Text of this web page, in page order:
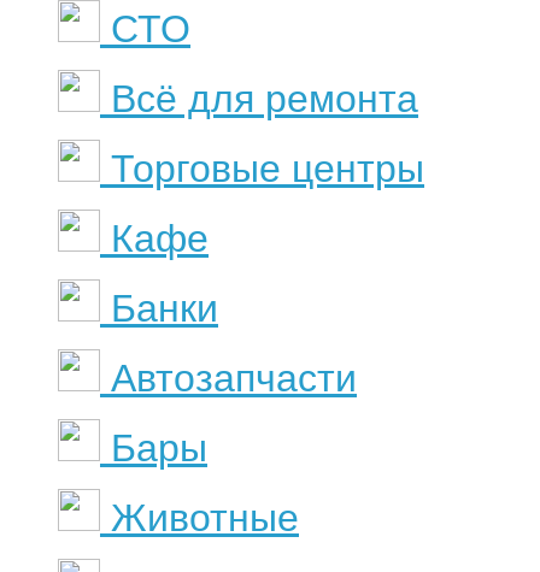
СТО
Всё для ремонта
Торговые центры
Кафе
Банки
Автозапчасти
Бары
Животные